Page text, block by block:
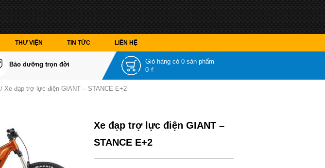
THƯ VIỆN TIN TỨC LIÊN HỆ
Bảo dưỡng trọn đời Giỏ hàng có 0 sản phẩm
0 ₫
/ Xe đạp trợ lực điện GIANT – STANCE E+2
Xe đạp trợ lực điện GIANT –
STANCE E+2